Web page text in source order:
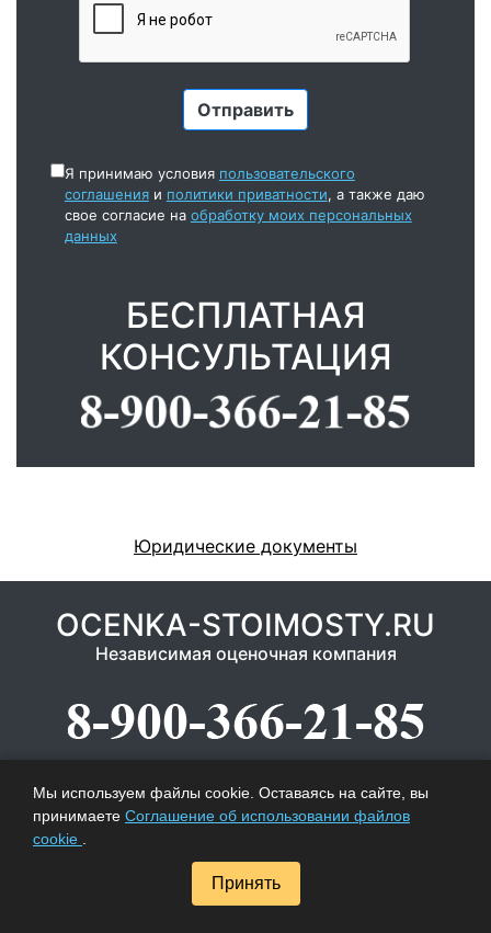
Я принимаю условия пользовательского
соглашенияи политики приватности, а также даю
свое согласие на обработку моих персональных
данных
БЕСПЛАТНАЯ
КОНСУЛЬТАЦИЯ
Юридические документы
OCENKA-STOIMOSTY.RU
Независимая оценочная компания
КОНТАКТНАЯ ИНФОРМАЦИЯ
Москва, с/к Олимпийский, подъезд 9А, 7 этаж,
8-800-555-77-46, 8-900-366-21-85
zakaz@ocenka-stoimosty.ru
Мы используем файлы cookie. Оставаясь на сайте, вы
принимаете Соглашение об использовании файлов
cookie
Принять